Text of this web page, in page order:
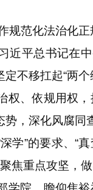
范化法治化正
平总书记在
不移扛起“两
、依规用权
，深化风腐
”的要求、“
焦重点攻坚，